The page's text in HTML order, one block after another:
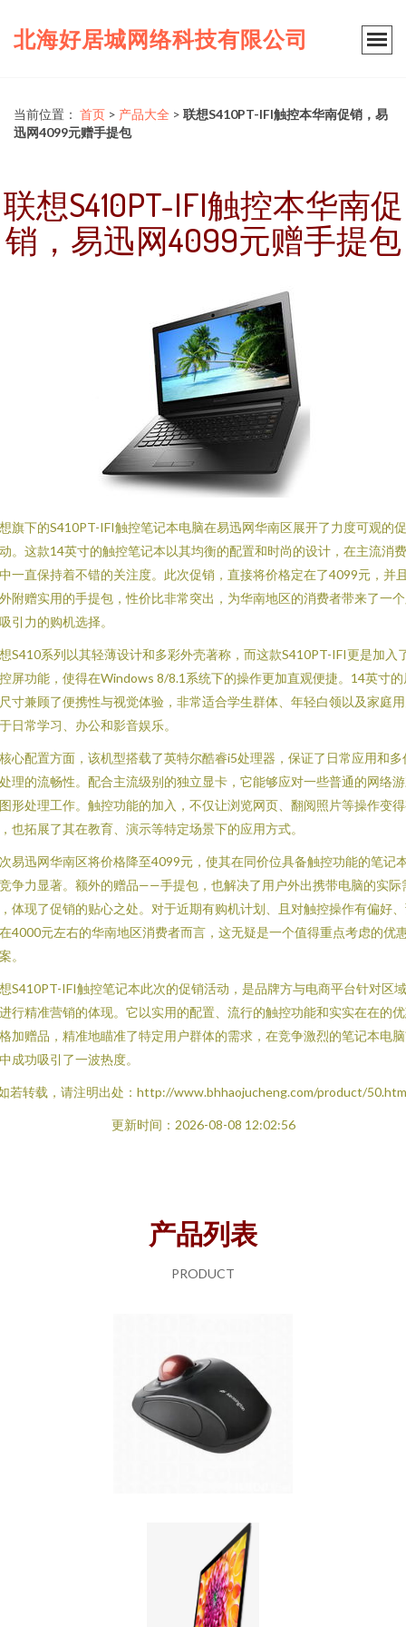
北海好居城网络科技有限公司
当前位置： 首页 > 产品大全 > 联想S410PT-IFI触控本华南促销，易
迅网4099元赠手提包
联想S410PT-IFI触控本华南促
销，易迅网4099元赠手提包
旗下的S410PT-IFI触控笔记本电脑在易迅网华南区展开了力度可观的
。这款14英寸的触控笔记本以其均衡的配置和时尚的设计，在主流消
一直保持着不错的关注度。此次促销，直接将价格定在了4099元，并
附赠实用的手提包，性价比非常突出，为华南地区的消费者带来了一
引力的购机选择。
S410系列以其轻薄设计和多彩外壳著称，而这款S410PT-IFI更是加入
屏功能，使得在Windows 8/8.1系统下的操作更加直观便捷。14英寸的
寸兼顾了便携性与视觉体验，非常适合学生群体、年轻白领以及家庭
日常学习、办公和影音娱乐。
心配置方面，该机型搭载了英特尔酷睿i5处理器，保证了日常应用和多
理的流畅性。配合主流级别的独立显卡，它能够应对一些普通的网络
形处理工作。触控功能的加入，不仅让浏览网页、翻阅照片等操作变
也拓展了其在教育、演示等特定场景下的应用方式。
易迅网华南区将价格降至4099元，使其在同价位具备触控功能的笔记
争力显著。额外的赠品——手提包，也解决了用户外出携带电脑的实际
体现了促销的贴心之处。对于近期有购机计划、且对触控操作有偏好
4000元左右的华南地区消费者而言，这无疑是一个值得重点考虑的优
。
S410PT-IFI触控笔记本此次的促销活动，是品牌方与电商平台针对区
行精准营销的体现。它以实用的配置、流行的触控功能和实实在在的
加赠品，精准地瞄准了特定用户群体的需求，在竞争激烈的笔记本电
成功吸引了一波热度。
若转载，请注明出处：http://www.bhhaojucheng.com/product/
更新时间：2026-08-08 12:02:56
产品列表
PRODUCT